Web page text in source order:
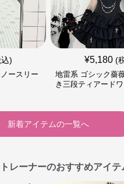
)
ースリー
¥5,180 (
地雷系 ゴシック薔
き三段ティアード
新着アイテムの一覧へ
レーナーのおすすめアイテ